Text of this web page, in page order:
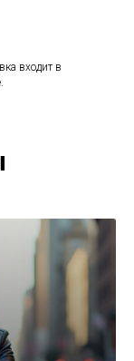
входит в